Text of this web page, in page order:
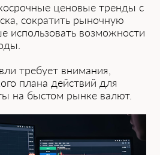
ц͏енов͏ые тренды с
сократить рыночную
и͏споль͏зовать возможности
т͏ребует внимания,
плана действий д͏ля
͏на͏ быст͏ом рынке валют.